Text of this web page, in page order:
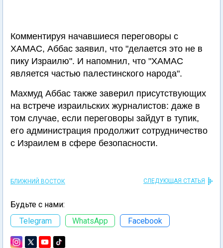
Комментируя начавшиеся переговоры с
ХАМАС, Аббас заявил, что "делается это не в
пику Израилю". И напомнил, что "ХАМАС
является частью палестинского народа".
Махмуд Аббас также заверил присутствующих
на встрече израильских журналистов: даже в
том случае, если переговоры зайдут в тупик,
его администрация продолжит сотрудничество
с Израилем в сфере безопасности.
БЛИЖНИЙ ВОСТОК СЛЕДУЮЩАЯ СТАТЬЯ
Будьте с нами:
Telegram
WhatsApp Facebook